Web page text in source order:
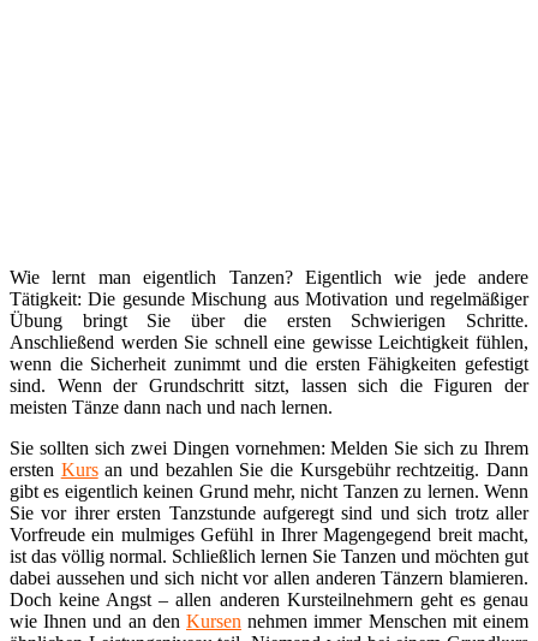
Wie lernt man eigentlich Tanzen? Eigentlich wie jede andere
Tätigkeit: Die gesunde Mischung aus Motivation und regelmäßiger
Übung bringt Sie über die ersten Schwierigen Schritte.
Anschließend werden Sie schnell eine gewisse Leichtigkeit fühlen,
wenn die Sicherheit zunimmt und die ersten Fähigkeiten gefestigt
sind. Wenn der Grundschritt sitzt, lassen sich die Figuren der
meisten Tänze dann nach und nach lernen.
Sie sollten sich zwei Dingen vornehmen: Melden Sie sich zu Ihrem
ersten Kursan und bezahlen Sie die Kursgebühr rechtzeitig. Dann
gibt es eigentlich keinen Grund mehr, nicht Tanzen zu lernen. Wenn
Sie vor ihrer ersten Tanzstunde aufgeregt sind und sich trotz aller
Vorfreude ein mulmiges Gefühl in Ihrer Magengegend breit macht,
ist das völlig normal. Schließlich lernen Sie Tanzen und möchten gut
dabei aussehen und sich nicht vor allen anderen Tänzern blamieren.
Doch keine Angst – allen anderen Kursteilnehmern geht es genau
wie Ihnen und an den Kursen nehmen immer Menschen mit einem